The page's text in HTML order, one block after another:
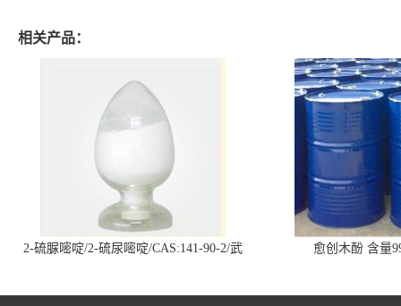
相关产品：
2-硫脲嘧啶/2-硫尿嘧啶/CAS:141-90-2/武
愈创木酚 含量